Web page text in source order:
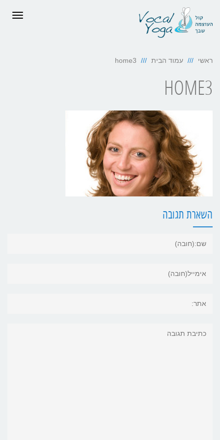
ראשי עמוד הבית home3
HOME3
השארת תגובה